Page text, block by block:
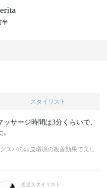
半
スタイリスト
サージ時間は3分くらいで、
スパの頭皮環境の改善効果で美し
担当スタイリスト